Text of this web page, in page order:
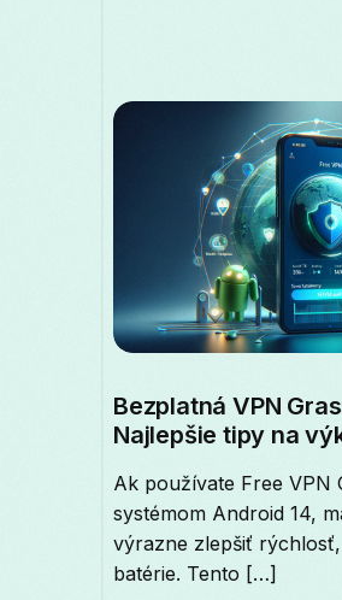
Bezplatná VPN
Najlepšie tipy na
Ak používate Free VPN
systémom Android 14,
výrazne zlepšiť
batérie. Tento […]